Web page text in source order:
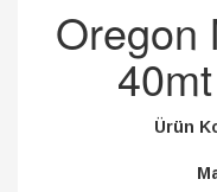
Oregon
Ürün